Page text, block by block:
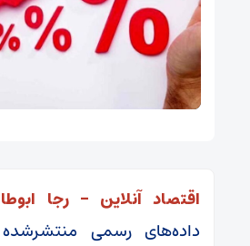
اقتصاد آنلاین – رجا
داده‌های رسمی